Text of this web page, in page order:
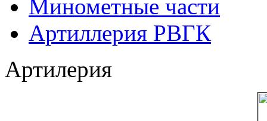
Минометные части
Артиллерия РВГК
Артилерия